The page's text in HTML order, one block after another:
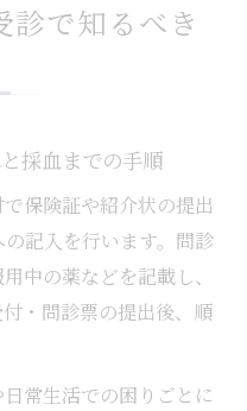
診で知るべき
採血までの手順
保険証や紹介状の提出
記入を行います。問診
中の薬などを記載し、
・問診票の提出後、順
常生活での困りごとに